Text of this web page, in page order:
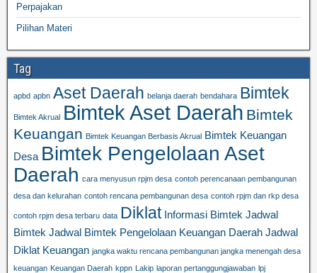
Perpajakan
Pilihan Materi
Tag
apbd apbn Aset Daerah belanja daerah bendahara Bimtek
Bimtek Akrual Bimtek Aset Daerah Bimtek
Keuangan Bimtek Keuangan Berbasis Akrual Bimtek Keuangan
Desa Bimtek Pengelolaan Aset
Daerah cara menyusun rpjm desa contoh perencanaan pembangunan
desa dan kelurahan contoh rencana pembangunan desa contoh rpjm dan rkp desa
contoh rpjm desa terbaru data Diklat Informasi Bimtek Jadwal
Bimtek Jadwal Bimtek Pengelolaan Keuangan Daerah Jadwal
Diklat Keuangan jangka waktu rencana pembangunan jangka menengah desa
keuangan Keuangan Daerah kppn Lakip laporan pertanggungjawaban lpj